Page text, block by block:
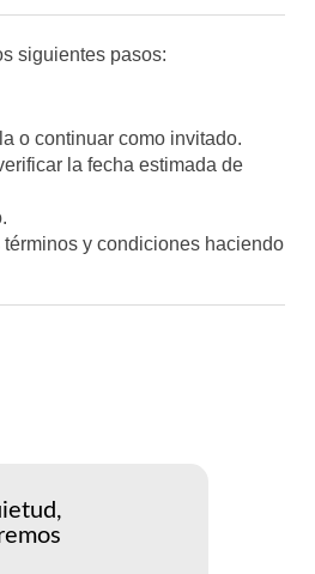
siguientes pasos:
o continuar como invitado.
la fecha estimada de
y condiciones haciendo